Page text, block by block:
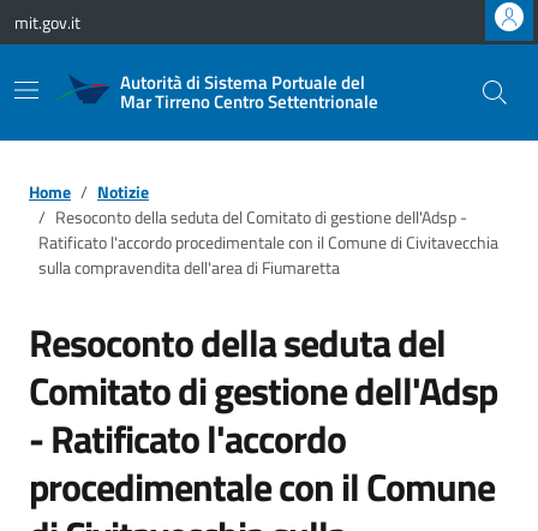
Vai ai contenuti
Vai al footer
mit.gov.it
Autorità di Sistema Portuale del
Mar Tirreno Centro Settentrionale
Home
Notizie
Resoconto della seduta del Comitato di gestione dell'Adsp -
Ratificato l'accordo procedimentale con il Comune di Civitavecchia
sulla compravendita dell'area di Fiumaretta
Resoconto della seduta del
Comitato di gestione dell'Adsp
- Ratificato l'accordo
procedimentale con il Comune